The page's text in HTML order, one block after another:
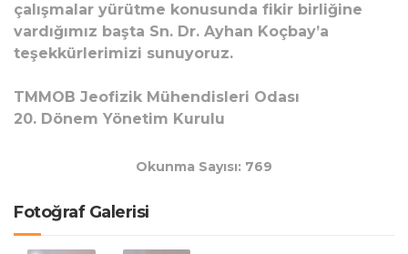
çalışmalar yürütme konusunda fikir birliğine
vardığımız başta Sn. Dr. Ayhan Koçbay’a
teşekkürlerimizi sunuyoruz.
TMMOB Jeofizik Mühendisleri Odası
20. Dönem Yönetim Kurulu
Okunma Sayısı: 769
Fotoğraf Galerisi